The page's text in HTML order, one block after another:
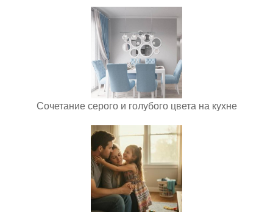
Сочетание серого и голубого цвета на кухне